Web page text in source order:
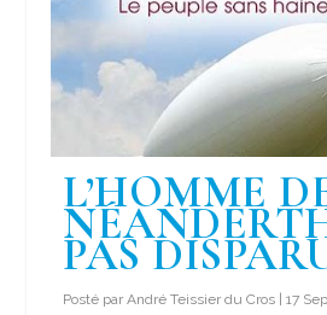
L’HOMME
PAS
Posté parAndré Teissier du Cros |17